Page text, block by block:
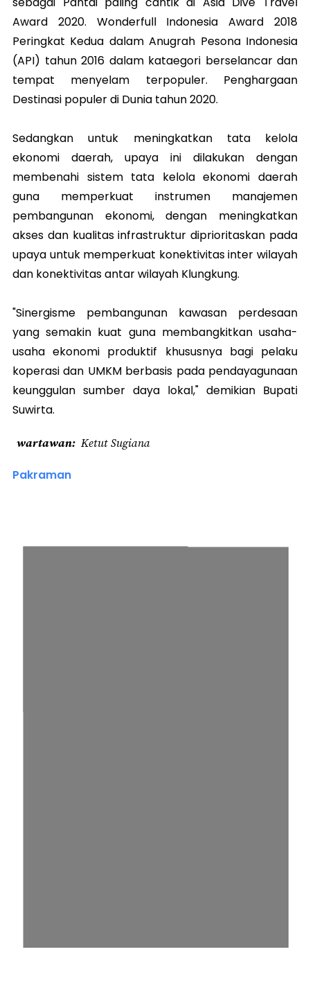
Award 2020. Wonderfull Indonesia Award 2018
Peringkat Kedua dalam Anugrah Pesona Indonesia
(API) tahun 2016 dalam kataegori berselancar dan
tempat menyelam terpopuler. Penghargaan
Destinasi populer di Dunia tahun 2020.
Sedangkan untuk meningkatkan tata kelola
ekonomi daerah, upaya ini dilakukan dengan
membenahi sistem tata kelola ekonomi daerah
guna memperkuat instrumen manajemen
pembangunan ekonomi, dengan meningkatkan
akses dan kualitas infrastruktur diprioritaskan pada
upaya untuk memperkuat konektivitas inter wilayah
dan konektivitas antar wilayah Klungkung.
"Sinergisme pembangunan kawasan perdesaan
yang semakin kuat guna membangkitkan usaha-
usaha ekonomi produktif khususnya bagi pelaku
koperasi dan UMKM berbasis pada pendayagunaan
keunggulan sumber daya lokal," demikian Bupati
Suwirta.
wartawan Ketut Sugiana
Pakraman